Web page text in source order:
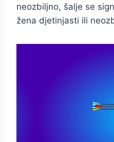
neozbiljno, šalje se
žena djetinjasti ili